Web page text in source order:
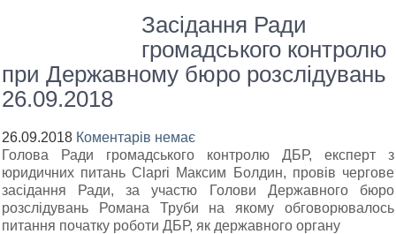
Засідання Ради
громадського контролю
при Державному бюро розслідувань
26.09.2018
26.09.2018 Коментарів немає
Голова Ради громадського контролю ДБР, експерт з
юридичних питань Clapri Максим Болдин, провів чергове
засідання Ради, за участю Голови Державного бюро
розслідувань Романа Труби на якому обговорювалось
питання початку роботи ДБР, як державного органу